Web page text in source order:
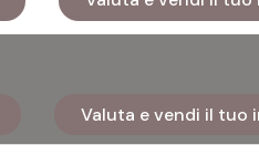
Valuta e vendi il tuo